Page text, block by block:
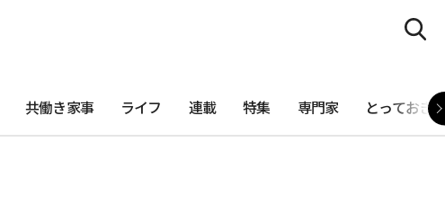
共働き家事 ライフ 連載 特集 専門家 とっておき